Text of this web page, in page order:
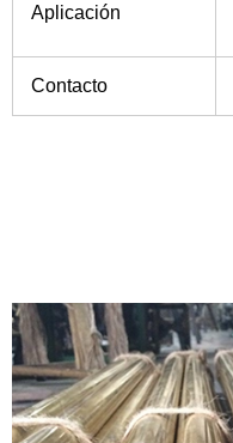
Aplicación
Contacto